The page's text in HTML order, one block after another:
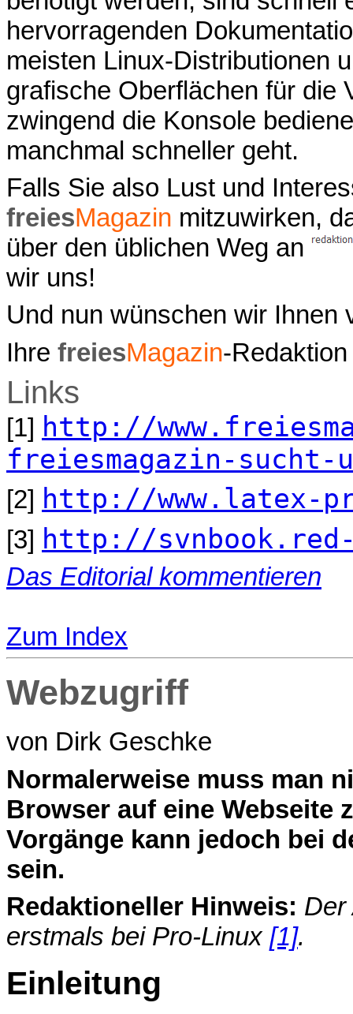
hervorragenden
meisten Linux-Distributionen
grafische Oberflächen für die
zwingend die Konsole
manchmal schneller geht.
Falls Sie also Lust und
freiesMagazin mitzuwirken,
über den üblichen Weg an
wir uns!
Und nun wünschen wir Ihnen
Ihre freiesMagazin-Redaktion
Links
[1] http://
freiesmagazin-sucht-
[2] http://www.latex-
[3] http://svnbook.red-
Das Editorial kommentieren
Zum Index
Webzugriff
von Dirk Geschke
Normalerweise muss man
Browser auf eine Webseite
Vorgänge kann jedoch bei
sein.
Redaktioneller Hinweis: Der
erstmals bei Pro-Linux [1].
Einleitung